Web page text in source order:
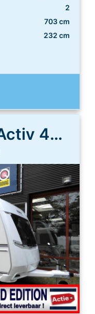
2
703 cm
232 cm
Fendt Bianco Activ 465 SGE